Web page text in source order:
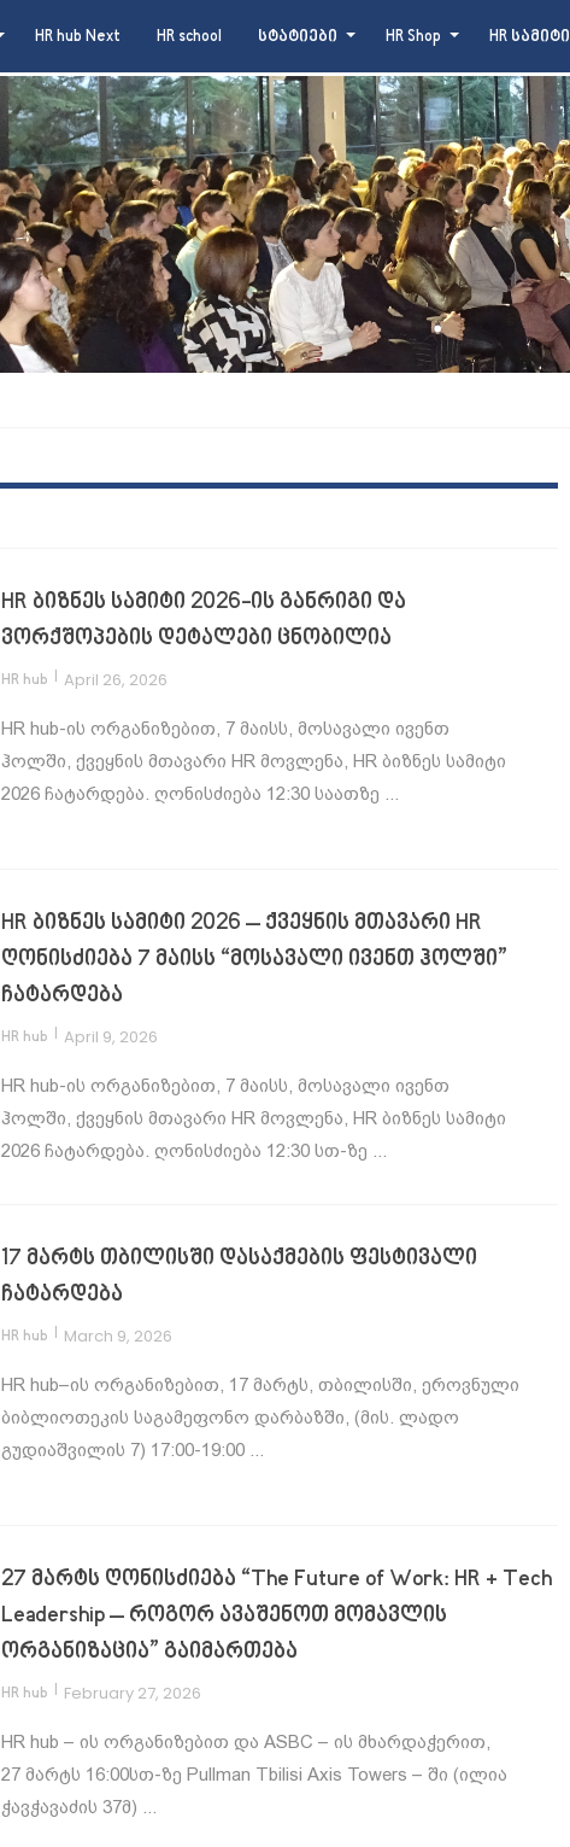
HR hub Next HR school სტატიები HR Shop HR სამიტი
HR ბიზნეს სამიტი 2026-ის განრიგი და
ვორქშოპების დეტალები ცნობილია
HR hub | April 26, 2026
HR hub-ის ორგანიზებით, 7 მაისს, მოსავალი ივენთ
ჰოლში, ქვეყნის მთავარი HR მოვლენა, HR ბიზნეს სამიტი
2026 ჩატარდება. ღონისძიება 12:30 საათზე ...
HR ბიზნეს სამიტი 2026 – ქვეყნის მთავარი HR
ღონისძიება 7 მაისს “მოსავალი ივენთ ჰოლში”
ჩატარდება
HR hub | April 9, 2026
HR hub-ის ორგანიზებით, 7 მაისს, მოსავალი ივენთ
ჰოლში, ქვეყნის მთავარი HR მოვლენა, HR ბიზნეს სამიტი
2026 ჩატარდება. ღონისძიება 12:30 სთ-ზე ...
17 მარტს თბილისში დასაქმების ფესტივალი
ჩატარდება
HR hub | March 9, 2026
HR hub–ის ორგანიზებით, 17 მარტს, თბილისში, ეროვნული
ბიბლიოთეკის საგამეფონო დარბაზში, (მის. ლადო
გუდიაშვილის 7) 17:00-19:00 ...
27 მარტს ღონისძიება “The Future of Work: HR + Tech
Leadership – როგორ ავაშენოთ მომავლის
ორგანიზაცია” გაიმართება
HR hub | February 27, 2026
HR hub – ის ორგანიზებით და ASBC – ის მხარდაჭერით,
27 მარტს 16:00სთ-ზე Pullman Tbilisi Axis Towers – ში (ილია
ჭავჭავაძის 37მ) ...